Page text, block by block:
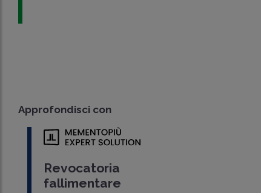
Approfondisci con
Revocatoria
fallimentare